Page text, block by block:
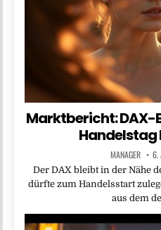
Marktbericht:
MANAGER 6.
Der DAX bleibt in der Nähe
dürfte zum Handelsstart
aus dem